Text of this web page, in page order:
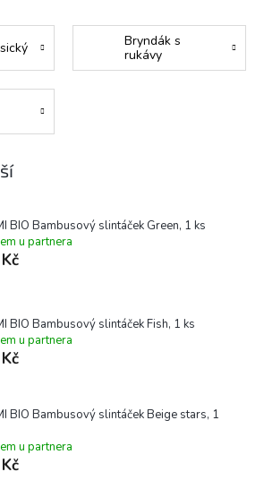
Bryndák s
rukávy
BIO Bambusový slintáček Green, 1 ks
u partnera
BIO Bambusový slintáček Fish, 1 ks
u partnera
BIO Bambusový slintáček Beige stars, 1
u partnera